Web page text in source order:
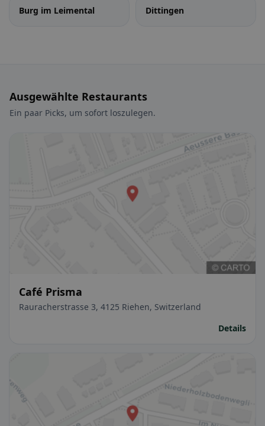
Burg im Leimental Dittingen
Ausgewählte Restaurants
Ein paar Picks, um sofort loszulegen.
Café Prisma
Rauracherstrasse 3, 4125 Riehen, Switzerland
Details